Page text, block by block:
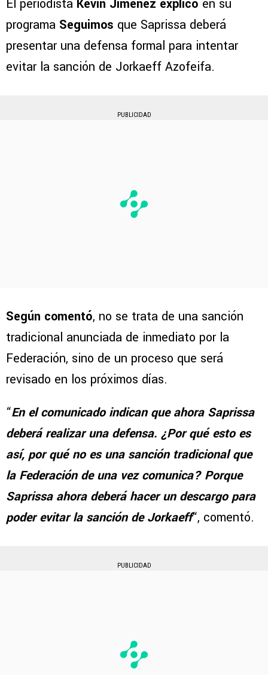
El periodista Kevin Jiménez explicó en su
programa Seguimos que Saprissa deberá
presentar una defensa formal para intentar
evitar la sanción de Jorkaeff Azofeifa.
PUBLICIDAD
Según comentó, no se trata de una sanción
tradicional anunciada de inmediato por la
Federación, sino de un proceso que será
revisado en los próximos días.
“En el comunicado indican que ahora Saprissa
deberá realizar una defensa. ¿Por qué esto es
así, por qué no es una sanción tradicional que
la Federación de una vez comunica? Porque
Saprissa ahora deberá hacer un descargo para
poder evitar la sanción de Jorkaeff“, comentó.
PUBLICIDAD